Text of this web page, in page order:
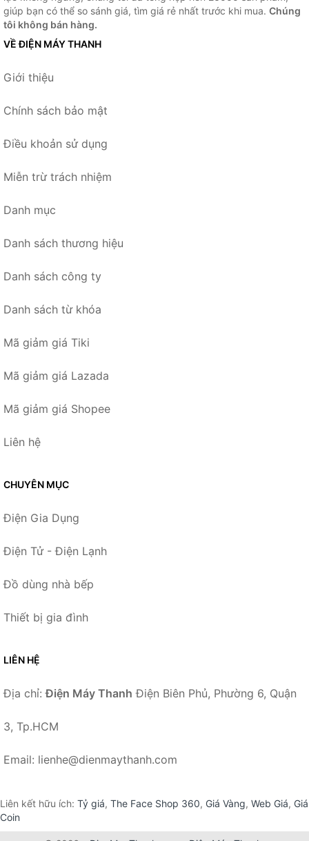
giúp bạn có thể so sánh giá, tìm giá rẻ nhất trước khi mua. Chúng
tôi không bán hàng.
VỀ ĐIỆN MÁY THANH
Giới thiệu
Chính sách bảo mật
Điều khoản sử dụng
Miễn trừ trách nhiệm
Danh mục
Danh sách thương hiệu
Danh sách công ty
Danh sách từ khóa
Mã giảm giá Tiki
Mã giảm giá Lazada
Mã giảm giá Shopee
Liên hệ
CHUYÊN MỤC
Điện Gia Dụng
Điện Tử - Điện Lạnh
Đồ dùng nhà bếp
Thiết bị gia đình
LIÊN HỆ
Địa chỉ:Điện Máy Thanh Điện Biên Phủ, Phường 6, Quận
3, Tp.HCM
Email: lienhe@dienmaythanh.com
Liên kết hữu ích: Tỷ giá, The Face Shop 360, Giá Vàng, Web Giá, Giá
Coin